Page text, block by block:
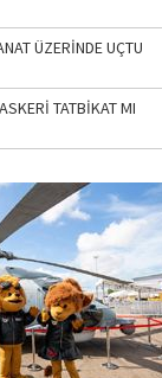
ÜZERİNDE UÇTU
TATBİKAT MI